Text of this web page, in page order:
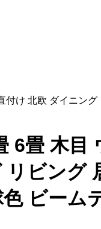
け 北欧 ダイニング
6畳 木目
ビング
ビーム